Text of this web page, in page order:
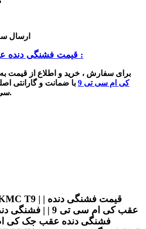
-ارسال
قیمت فشنگی دنده عقب کی ام سی تی 9 :
برای سفارش ، خرید و اطلاع از قیمت
کی ام سی تی 9
با ضمانت و گارانتی
سی در تهران تماس بگیرید.
عقب کی ام سی تی